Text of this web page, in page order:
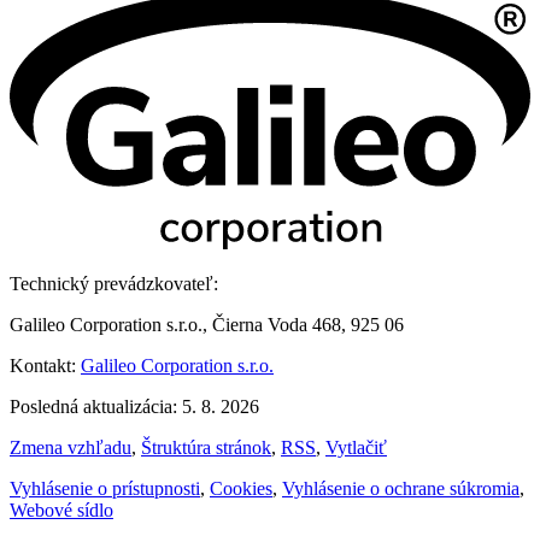
Technický prevádzkovateľ:
Galileo Corporation s.r.o., Čierna Voda 468, 925 06
Kontakt: Galileo Corporation s.r.o.
Posledná aktualizácia: 5. 8. 2026
Zmena vzhľadu, Štruktúra stránok, RSS, Vytlačiť
Vyhlásenie o prístupnosti, Cookies, Vyhlásenie o ochrane súkromia,
Webové sídlo